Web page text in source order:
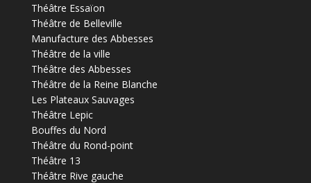
Théâtre Essaïon
Théâtre de Belleville
Manufacture des Abbesses
Théâtre de la ville
Théâtre des Abbesses
Théâtre de la Reine Blanche
Les Plateaux Sauvages
Théâtre Lepic
Bouffes du Nord
Théâtre du Rond-point
Théâtre 13
Théâtre Rive gauche